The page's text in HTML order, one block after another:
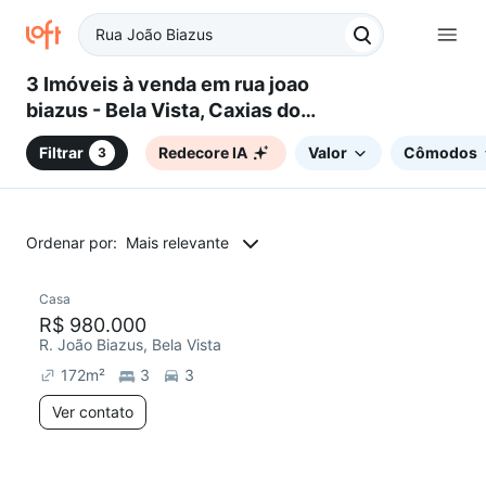
3 Imóveis à venda em rua joao
biazus - Bela Vista, Caxias do
Sul, RS
Filtrar 3 Redecore IA Valor Cômodos
Ordenar por: Mais relevante
Chegou este mês
Casa
R$ 980.000
R. João Biazus, Bela Vista
172m² 3
3
Ver contato